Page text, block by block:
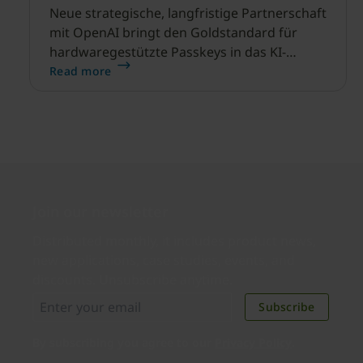
Neue strategische, langfristige Partnerschaft
mit OpenAI bringt den Goldstandard für
hardwaregestützte Passkeys in das KI-
Ökosystem SANTA CLARA, Kalifornien, und
Read more
Subscribe